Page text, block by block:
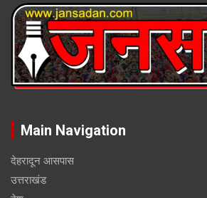
Main Navigation
देहरादून आसपास
उत्तराखंड